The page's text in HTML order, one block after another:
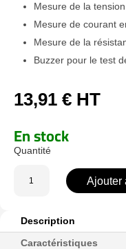
Mesure de la
Mesure de courant
Mesure de la
Buzzer pour le test
13,91 € HT
En stock
Ajouter
Description
Caractéristiques